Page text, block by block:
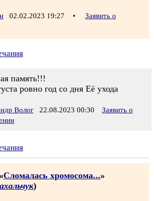
02.02.2023 19:27 •
Заявить о
память!!!
ровно год со дня Её ухода
Волог 22.08.2023 00:30
Заявить о
Сломалась хромосома...»
)